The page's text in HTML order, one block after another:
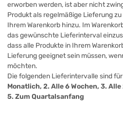
erworben werden, ist aber nicht
Produkt als regelmäßige Lieferung
Ihrem Warenkorb hinzu. Im
das gewünschte Lieferinterval
dass alle Produkte in Ihrem
Lieferung geeignet sein müssen,
möchten.
Die folgenden Lieferintervalle sind
Monatlich, 2. Alle 6 Wochen, 3.
5. Zum Quartalsanfang